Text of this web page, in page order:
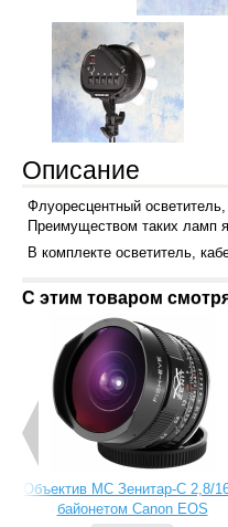
Описание
Флуоресцентный
Преимуществом таких ламп
В комплекте осветитель,
С этим товаром
Объектив МС Зенитар-C 2,8/
байонетом Canon EOS